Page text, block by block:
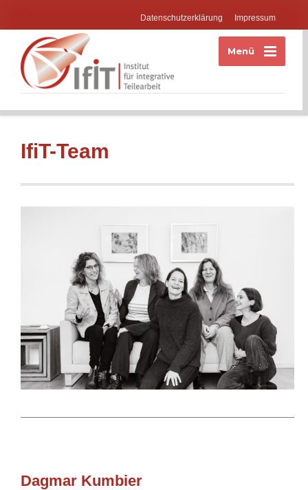
Datenschutzerklärung Impressum
Menü
IfiT-Team
Dagmar Kumbier